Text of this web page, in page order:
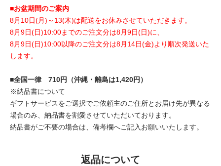
■お盆期間のご案内
8月10日(月)～13(木)は配送をお休みさせていただきます。
8月9日(日)10:00までのご注文分は8月9日(日)に、
8月9日(日)10:00以降のご注文分は8月14日(金)より順次発送いた
します。
■全国一律 710円（沖縄・離島は1,420円）
※納品書について
ギフトサービスをご選択でご依頼主のご住所とお届け先が異なる
場合のみ、納品書を割愛させていただいております。
納品書がご不要の場合は、備考欄へご記入お願いいたします。
返品について